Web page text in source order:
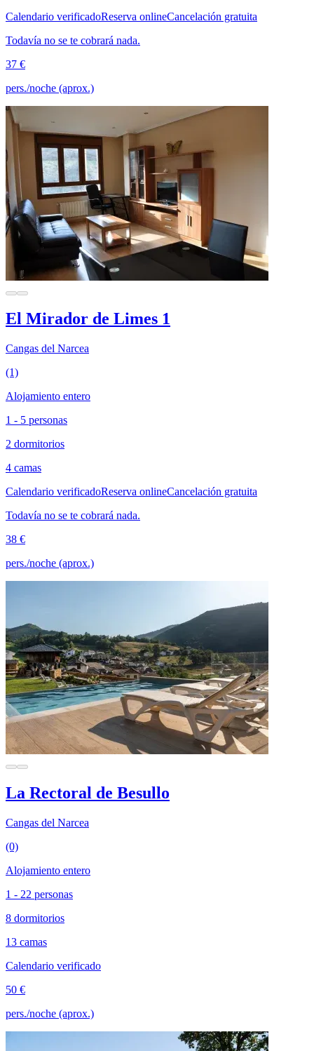
Calendario verificadoReserva onlineCancelación gratuita
Todavía no se te cobrará nada.
37 €
pers./noche (aprox.)
El Mirador de Limes 1
Cangas del Narcea
(1)
Alojamiento entero
1 - 5 personas
2 dormitorios
4 camas
Calendario verificadoReserva onlineCancelación gratuita
Todavía no se te cobrará nada.
38 €
pers./noche (aprox.)
La Rectoral de Besullo
Cangas del Narcea
(0)
Alojamiento entero
1 - 22 personas
8 dormitorios
13 camas
Calendario verificado
50 €
pers./noche (aprox.)